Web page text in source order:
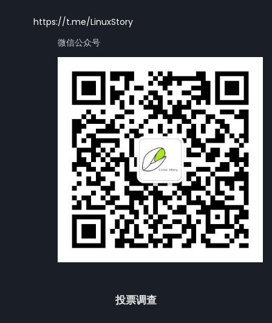
https://t.me/LinuxStory
微信公众号
投票调查